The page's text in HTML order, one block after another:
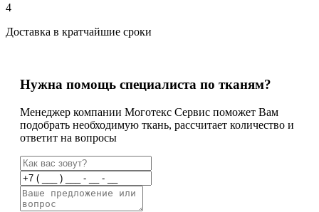
4
Доставка в кратчайшие сроки
Нужна помощь специалиста по тканям?
Менеджер компании Моготекс Сервис поможет Вам
подобрать необходимую ткань, рассчитает количество и
ответит на вопросы